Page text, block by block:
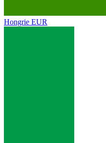
Hongrie EUR